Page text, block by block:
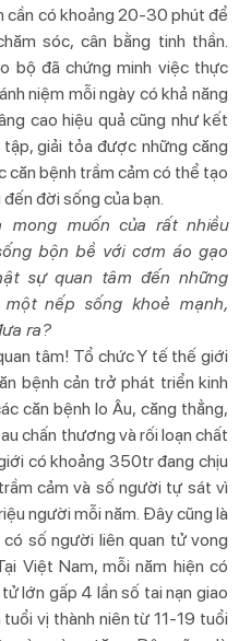
cần có khoảng 20-30 phút để
sóc, cân bằng tinh thần.
bộ đã chứng minh việc thực
niệm mỗi ngày có khả năng
cao hiệu quả cũng như kết
giải tỏa được những căng
căn bệnh trầm cảm có thể tạo
đời sống của bạn.
mong muốn của rất nhiều
bộn bề với cơm áo gạo
sự quan tâm đến những
nếp sống khoẻ mạnh,
ra?
tâm! Tổ chức Y tế thế giới
bệnh cản trở phát triển kinh
căn bệnh lo Âu, căng thẳng,
chấn thương và rối loạn chất
có khoảng 350tr đang chịu
cảm và số người tự sát vì
người mỗi năm. Đây cũng là
số người liên quan tử vong
Việt Nam, mỗi năm hiện có
lớn gấp 4 lần số tai nạn giao
vị thành niên từ 11-19 tuổi